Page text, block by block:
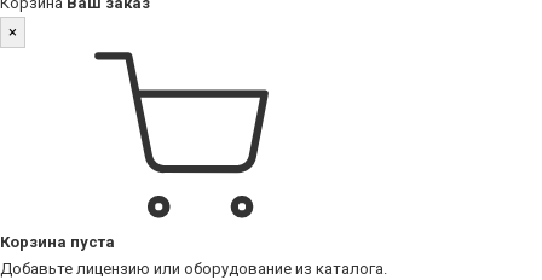
×
Корзина пуста
Добавьте лицензию или оборудование из каталога.